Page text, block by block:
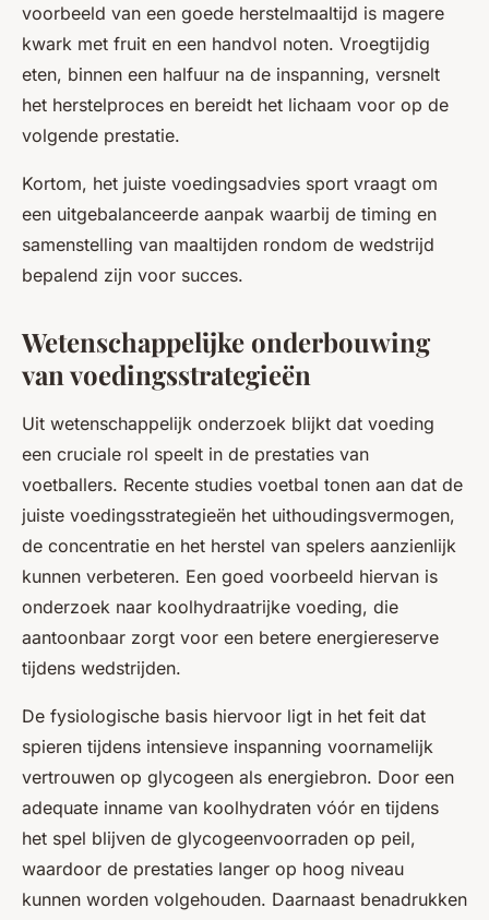
voorbeeld van een goede herstelmaaltijd is magere
kwark met fruit en een handvol noten. Vroegtijdig
eten, binnen een halfuur na de inspanning, versnelt
het herstelproces en bereidt het lichaam voor op de
volgende prestatie.
Kortom, het juiste voedingsadvies sport vraagt om
een uitgebalanceerde aanpak waarbij de timing en
samenstelling van maaltijden rondom de wedstrijd
bepalend zijn voor succes.
Wetenschappelijke onderbouwing
van voedingsstrategieën
Uit wetenschappelijk onderzoek blijkt dat voeding
een cruciale rol speelt in de prestaties van
voetballers. Recente studies voetbal tonen aan dat de
juiste voedingsstrategieën het uithoudingsvermogen,
de concentratie en het herstel van spelers aanzienlijk
kunnen verbeteren. Een goed voorbeeld hiervan is
onderzoek naar koolhydraatrijke voeding, die
aantoonbaar zorgt voor een betere energiereserve
tijdens wedstrijden.
De fysiologische basis hiervoor ligt in het feit dat
spieren tijdens intensieve inspanning voornamelijk
vertrouwen op glycogeen als energiebron. Door een
adequate inname van koolhydraten vóór en tijdens
het spel blijven de glycogeenvoorraden op peil,
waardoor de prestaties langer op hoog niveau
kunnen worden volgehouden. Daarnaast benadrukken